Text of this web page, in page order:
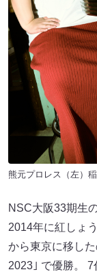
熊元プロレス（左）稲
NSC大阪33期生
2014年に紅しょ
から東京に移し
2023｣ で優勝。